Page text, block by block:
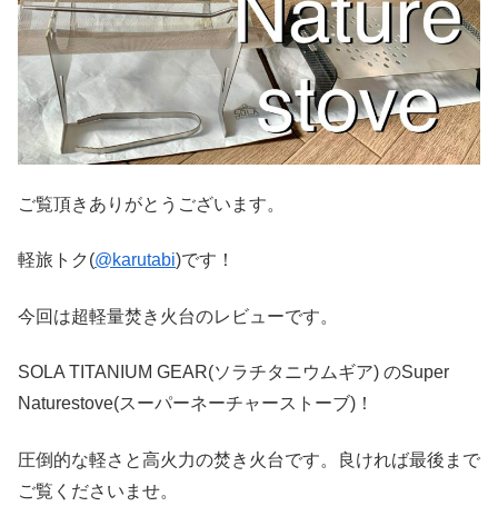
ご覧頂きありがとうございます。
軽旅トク(@karutabi)です！
今回は超軽量焚き火台のレビューです。
SOLA TITANIUM GEAR(ソラチタニウムギア) のSuper
Naturestove(スーパーネーチャーストーブ)！
圧倒的な軽さと高火力の焚き火台です。良ければ最後まで
ご覧くださいませ。